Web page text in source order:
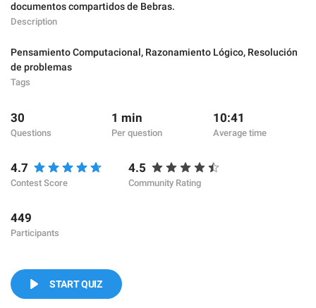
documentos compartidos de Bebras.
Description
Pensamiento Computacional, Razonamiento Lógico, Resolución
de problemas
Tags
30
Questions
1 min
Per question
10:41
Average time
4.7
Contest Score
4.5
Community Rating
449
Participants
START QUIZ